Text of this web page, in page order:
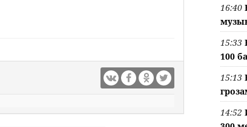
16:40
15:33
100
15:13
14:52